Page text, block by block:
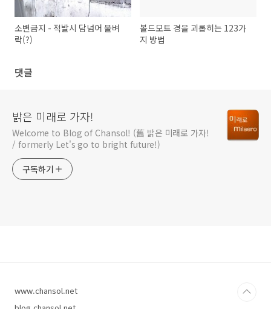
소변금지 - 적발시 담넘어 물벼
락(?)
볼드모트 경을 괴롭히는 123가
지 방법
댓글
밝은 미래로 가자!
Welcome to Blog of Chansol! (舊 밝은 미래로 가자!
/ formerly Let's go to bright future!)
구독하기
www.chansol.net